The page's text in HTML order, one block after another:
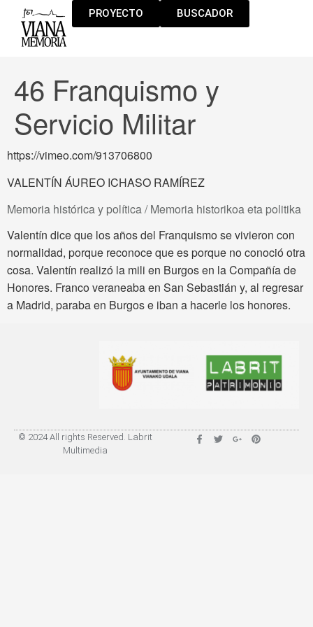
PROYECTO BUSCADOR
46 Franquismo y
Servicio Militar
https://vimeo.com/913706800
VALENTÍN ÁUREO ICHASO RAMÍREZ
Memoria histórica y política / Memoria historikoa eta politika
Valentín dice que los años del Franquismo se vivieron con
normalidad, porque reconoce que es porque no conoció otra
cosa. Valentín realizó la mili en Burgos en la Compañía de
Honores. Franco veraneaba en San Sebastián y, al regresar
a Madrid, paraba en Burgos e iban a hacerle los honores.
© 2024 All rights Reserved. Labrit
Multimedia